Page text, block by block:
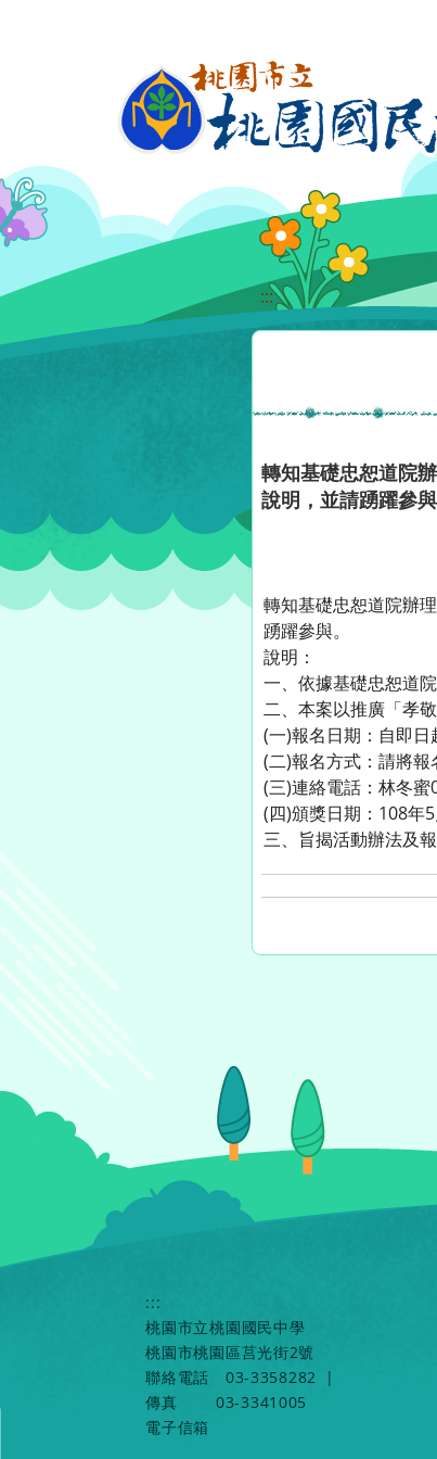
:::
轉知基礎忠恕道院
說明，並請踴躍參與
轉知基礎忠恕道院辦
踴躍參與。
說明：
一、依據基礎忠恕道
二、本案以推廣「孝
(一)報名日期：自即日
(二)報名方式：請將
(三)連絡電話：林冬蜜
(四)頒獎日期：108年5
三、旨揭活動辦法及
:::
桃園市立桃園國民中學
桃園市桃園區莒光街2號
聯絡電話
03-3358282
|
傳真
03-3341005
電子信箱